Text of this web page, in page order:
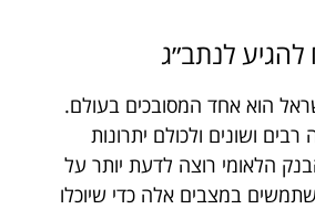
לנתב״ג
הוא אחד המסובכים בעולם.
ושונים ולכולם יתרונות
הלאומי רוצה לדעת יותר על
במצבים אלה כדי שיוכלו